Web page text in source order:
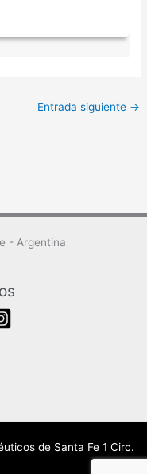
Entrada siguiente →
- Argentina
de Santa Fe 1 Circ.